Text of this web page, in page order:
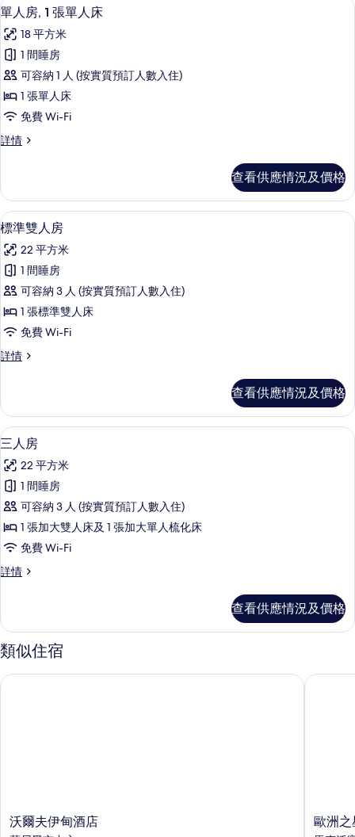
準
雙
人
床
的
相
片
標
雙
人
詳
情
載
入
所
有
單
人
房,
1
單
人
床
的
相
片
7
單人房, 1 張單人床
18 平方米
1 間睡房
可容納 1 人 (按實質預訂人數入住)
1 張單人床
免費 Wi-Fi
詳情
單
張
單
人
詳
情
查看供應情況及價格
載
入
所
有
標
準
雙
人
的
相
片
標準雙人房 | 高級寢具、迷你吧、房內
10
標準雙人房
22 平方米
1 間睡房
可容納 3 人 (按實質預訂人數入住)
1 張標準雙人床
免費 Wi-Fi
詳情
標
房
詳
情
查看供應情況及價格
載
入
所
有
三
人
房
的
片
三人房 | 高級寢具、迷你吧、房內夾萬
9
三人房
22 平方米
1 間睡房
可容納 3 人 (按實質預訂人數入住)
1 張加大雙人床及 1 張加大單人梳化床
免費 Wi-Fi
詳情
三
情
查看供應情況及價格
類似住宿
沃
爾
沃爾夫伊甸酒店
沃爾夫伊甸酒店
歐
洲
歐洲之
歐洲之